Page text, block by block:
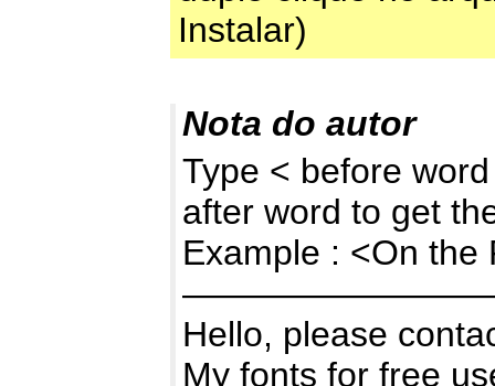
Instalar)
Nota do autor
Type < before
after word to get
Example : <On the
Hello, please
My fonts for free